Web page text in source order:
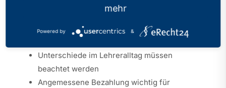
Wertschätzung und Anerkennung für Sek-
Unterschiede im Lehreralltag müssen
beachtet werden
Angemessene Bezahlung wichtig für
mehr
Powered by &